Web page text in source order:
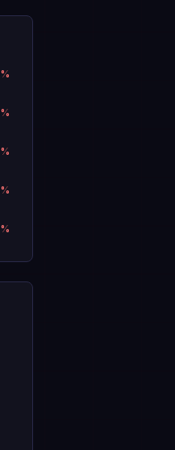
%
%
%
%
%